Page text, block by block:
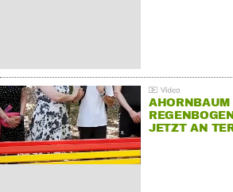
AHORNBAUM
JETZT AN